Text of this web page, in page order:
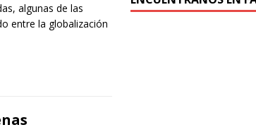
algunas de las
entre la globalización